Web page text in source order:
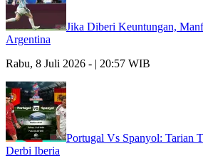
Jika Diberi Keuntungan,
Argentina
Rabu, 8 Juli 2026 - | 20:57 WIB
Portugal Vs Spanyol: Tarian
Derbi Iberia